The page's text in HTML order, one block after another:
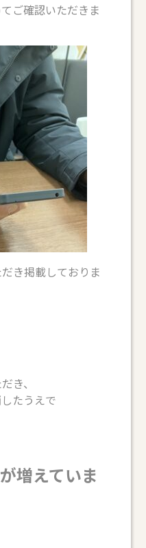
ご確認いただきま
き掲載しておりま
き、
たうえで
増えていま